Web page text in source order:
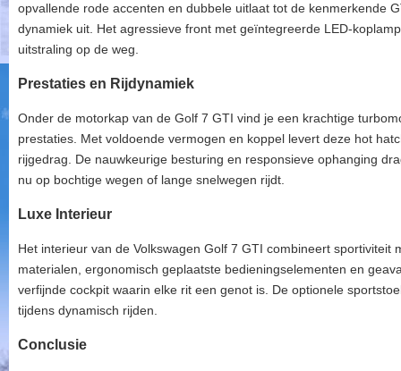
opvallende rode accenten en dubbele uitlaat tot de kenmerkende
dynamiek uit. Het agressieve front met geïntegreerde LED-
uitstraling op de weg.
Prestaties en Rijdynamiek
Onder de motorkap van de Golf 7 GTI vind je een krachtige
prestaties. Met voldoende vermogen en koppel levert deze hot
rijgedrag. De nauwkeurige besturing en responsieve ophanging
nu op bochtige wegen of lange snelwegen rijdt.
Luxe Interieur
Het interieur van de Volkswagen Golf 7 GTI combineert sportiviteit
materialen, ergonomisch geplaatste bedieningselementen en
verfijnde cockpit waarin elke rit een genot is. De optionele
tijdens dynamisch rijden.
Conclusie